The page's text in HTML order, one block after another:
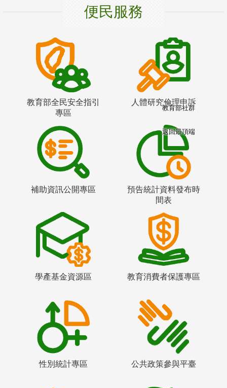
便民服務
教育部全民安全指引
專區
人體研究倫理申訴
補助資訊公開專區
預告統計資料發布時
間表
學產基金資源區 教育消費者保護專區
性別統計專區 公共政策參與平臺
教育部社群
返回最頂端